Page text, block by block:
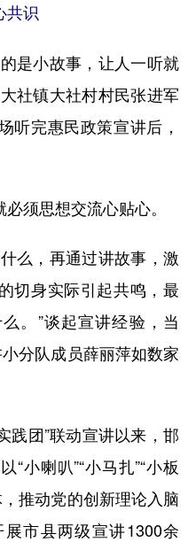
河北 山西
海南 重庆
青海 宁夏
Français عربى
日本語 한국어
识
是小故事，让人一听就
社镇大社村村民张进军
听完惠民政策宣讲后，
须思想交流心贴心。
，再通过讲故事，激
切身实际引起共鸣，最
。”谈起宣讲经验，当
分队成员薛丽萍如数家
团”联动宣讲以来，邯
小喇叭”“小马扎”“小板
，推动党的创新理论入脑
市县两级宣讲1300余